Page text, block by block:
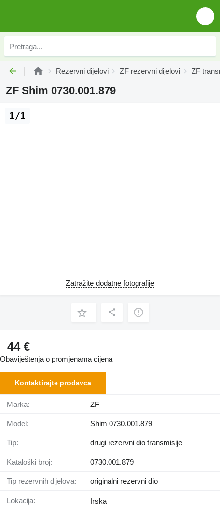
Rezervni dijelovi ZF rezervni dijelovi ZF
ZF Shim 0730.001.879
1/1
Zatražite dodatne fotografije
44 €
Obaviještenja o promjenama cijena
Kontaktirajte prodavca
Marka: ZF
Model: Shim 0730.001.879
Tip: drugi rezervni dio transmisije
Kataloški broj: 0730.001.879
Tip rezervnih dijelova: originalni rezervni dio
Lokacija:
Irska